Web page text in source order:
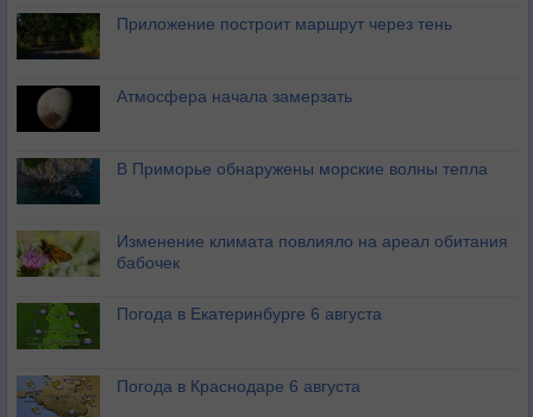
Приложение построит маршрут через тень
Атмосфера начала замерзать
В Приморье обнаружены морские волны тепла
Изменение климата повлияло на ареал обитания
бабочек
Погода в Екатеринбурге 6 августа
Погода в Краснодаре 6 августа